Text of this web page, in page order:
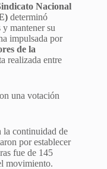
Nacional
determinó
mantener su
impulsada por
de la
realizada entre
una votación
la continuidad de
por establecer
fue de 145
movimiento.